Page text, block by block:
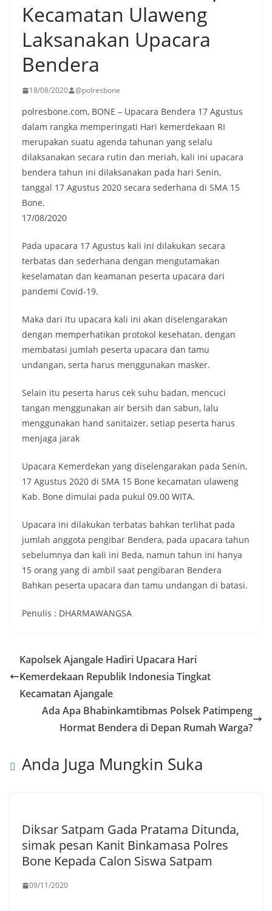
Kecamatan Ulaweng
Laksanakan Upacara
Bendera
18/08/2020 @polresbone
polresbone.com, BONE – Upacara Bendera 17 Agustus
dalam rangka memperingati Hari kemerdekaan RI
merupakan suatu agenda tahunan yang selalu
dilaksanakan secara rutin dan meriah, kali ini upacara
bendera tahun ini dilaksanakan pada hari Senin,
tanggal 17 Agustus 2020 secara sederhana di SMA 15
Bone.
17/08/2020
Pada upacara 17 Agustus kali ini dilakukan secara
terbatas dan sederhana dengan mengutamakan
keselamatan dan keamanan peserta upacara dari
pandemi Covid-19.
Maka dari itu upacara kali ini akan diselengarakan
dengan memperhatikan protokol kesehatan, dengan
membatasi jumlah peserta upacara dan tamu
undangan, serta harus menggunakan masker.
Selain itu peserta harus cek suhu badan, mencuci
tangan menggunakan air bersih dan sabun, lalu
menggunakan hand sanitaizer, setiap peserta harus
menjaga jarak
Upacara Kemerdekan yang diselengarakan pada Senin,
17 Agustus 2020 di SMA 15 Bone kecamatan ulaweng
Kab. Bone dimulai pada pukul 09.00 WITA.
Upacara ini dilakukan terbatas bahkan terlihat pada
jumlah anggota pengibar Bendera, pada upacara tahun
sebelumnya dan kali ini Beda, namun tahun ini hanya
15 orang yang di ambil saat pengibaran Bendera
Bahkan peserta upacara dan tamu undangan di batasi.
Penulis : DHARMAWANGSA
Kapolsek Ajangale Hadiri Upacara Hari
Kemerdekaan Republik Indonesia Tingkat
Kecamatan Ajangale
Ada Apa Bhabinkamtibmas Polsek Patimpeng
Hormat Bendera di Depan Rumah Warga?
Anda Juga Mungkin Suka
Diksar Satpam Gada Pratama Ditunda,
simak pesan Kanit Binkamasa Polres
Bone Kepada Calon Siswa Satpam
09/11/2020